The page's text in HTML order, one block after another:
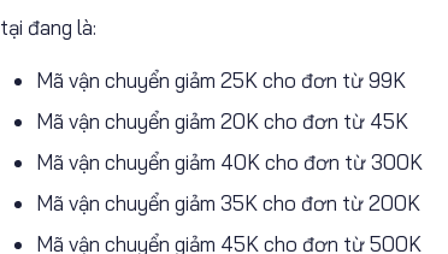
tại đang là:
Mã vận chuyển giảm 25K cho đơn từ 99K
Mã vận chuyển giảm 20K cho đơn từ 45K
Mã vận chuyển giảm 40K cho đơn từ 300K
Mã vận chuyển giảm 35K cho đơn từ 200K
Mã vận chuyển giảm 45K cho đơn từ 500K